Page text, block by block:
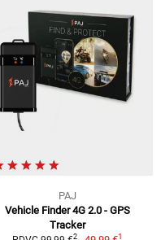
PAJ
Vehicle Finder 4G 2.0 - GPS
Tracker
2 1